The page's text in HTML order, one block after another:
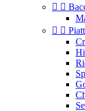
 
 